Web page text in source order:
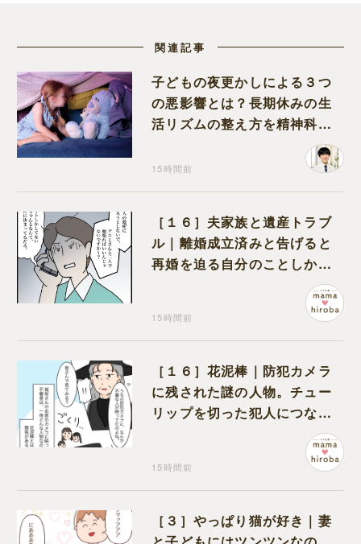
関連記事
子どもの夜更かしによる３つ
の悪影響とは？長期休みの生
活リズムの整え方を精神科医
15時間前
［１６］夫家族と遺産トラブ
ル｜離婚成立済みと告げると
再婚を迫る自分のことしか考
15時間前
［１６］花泥棒｜防犯カメラ
に残された謎の人物。チュー
リップを切った犯人につなが
る証拠になるのか期待する
15時間前
［３］やっぱり猫が好き｜妻